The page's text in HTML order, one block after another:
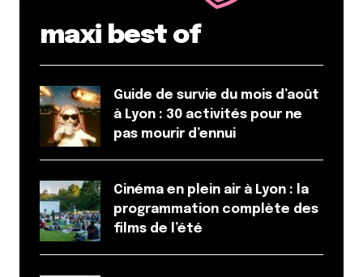
maxi best of
Guide de survie du mois d’août
à Lyon : 30 activités pour ne
pas mourir d’ennui
Cinéma en plein air à Lyon : la
programmation complète des
films de l’été